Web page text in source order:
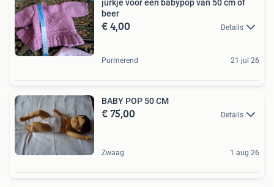
jurkje voor een babypop van 50 cm of
beer
€ 4,00 Details
Purmerend 21 jul 26
BABY POP 50 CM
€ 75,00 Details
Zwaag 1 aug 26